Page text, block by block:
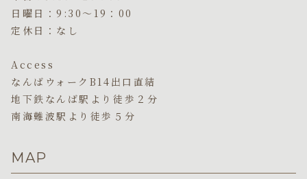
日曜日：9:30〜19：00
定休日：なし
Access
なんばウォークB14出口直結
地下鉄なんば駅より徒歩２分
南海難波駅より徒歩５分
MAP